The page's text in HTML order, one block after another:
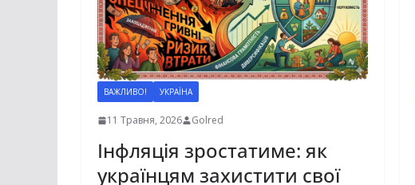
ВАЖЛИВО! УКРАЇНА
11 Травня, 2026 Golred
Інфляція зростатиме: як
українцям захистити свої